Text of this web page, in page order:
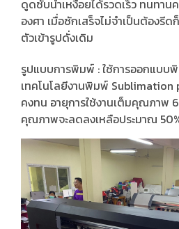
ดูดซับน้ำเหงื่อยได้รวดเร็ว ทนทาน
องศา เมื่อซักเสร็จไม่จำเป็นต้องรีด
ตัวเข้ารูปดั่งเดิม
รูปแบบการพิมพ์ : ใช้การออกแบบ
เทคโนโลยีงานพิมพ์
คงทน อายุการใช้งานเต็มคุณภาพ
คุณภาพจะลดลงเหลือประมาณ